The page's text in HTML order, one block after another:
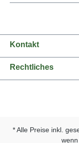
Kontakt
Rechtliches
* Alle Preise inkl.